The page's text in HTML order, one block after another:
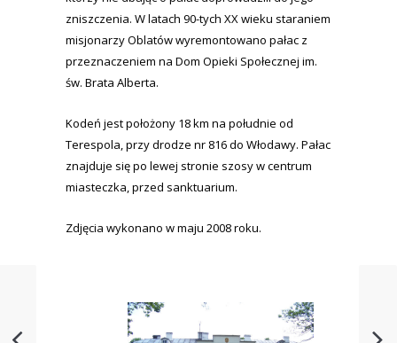
zniszczenia. W latach 90-tych XX wieku staraniem
misjonarzy Oblatów wyremontowano pałac z
przeznaczeniem na Dom Opieki Społecznej im.
św. Brata Alberta.
Kodeń jest położony 18 km na południe od
Terespola, przy drodze nr 816 do Włodawy. Pałac
znajduje się po lewej stronie szosy w centrum
miasteczka, przed sanktuarium.
Zdjęcia wykonano w maju 2008 roku.